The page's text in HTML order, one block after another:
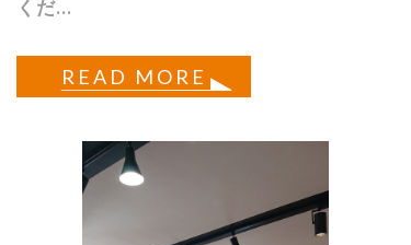
くだ...
READ MORE